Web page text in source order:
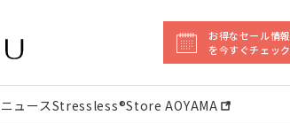
お得なセール情報
を今すぐチェック
ニュースStressless®︎Store AOYAMA